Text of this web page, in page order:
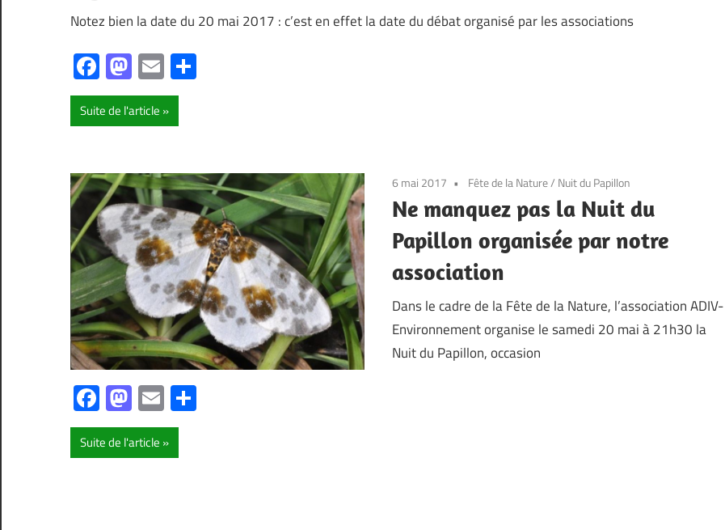
Notez bien la date du 20 mai 2017 : c’est en effet la date du débat organisé par les associations
Facebook
Mastodon
Email
Suite de l'article
6 mai 2017 Fête de la Nature/ Nuit du Papillon
Ne manquez pas la Nuit du
Papillon organisée par notre
association
Dans le cadre de la Fête de la Nature, l’association ADIV-
Environnement organise le samedi 20 mai à 21h30 la
Nuit du Papillon, occasion
Facebook
Mastodon
Email
Suite de l'article